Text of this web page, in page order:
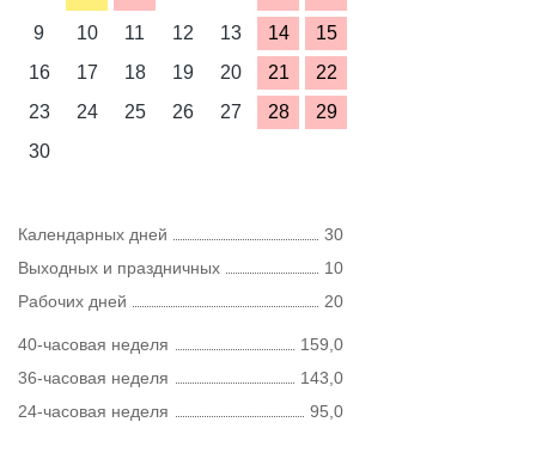
9
10 11 12 13 14
15
16
17 18 19 20 21
22
23
24 25 26 27 28
29
30
Календарных дней
30
Выходных и праздничных
10
Рабочих дней
20
40-часовая неделя
159,0
36-часовая неделя
143,0
24-часовая неделя
95,0